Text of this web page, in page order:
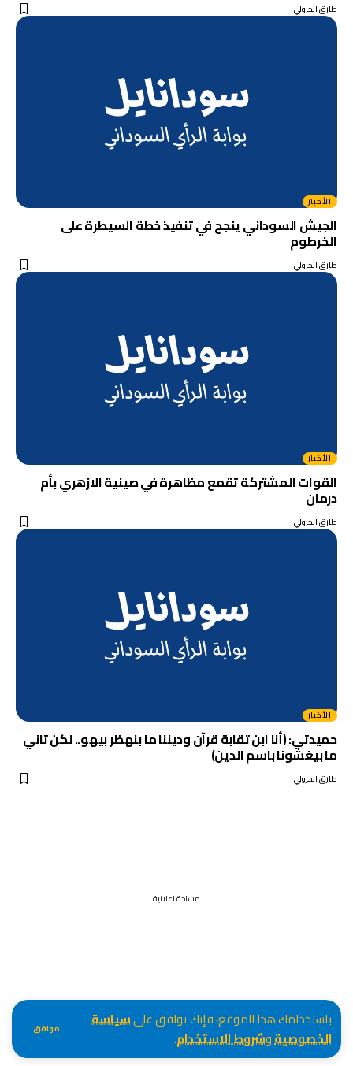
باستخدامك هذا الموقع، فإنك توافق علىسياسة
الخصوصيةوشروط الاستخدام. موافق
طارق الجزولي
الأخبار
الجيش السوداني ينجح في تنفيذ خطة السيطرة على
الخرطوم
طارق الجزولي
الأخبار
القوات المشتركة تقمع مظاهرة في صينية الازهري بأم
درمان
طارق الجزولي
الأخبار
حميدتي: (أنا ابن تقابة قرآن وديننا ما بنهظر بيهو.. لكن تاني
ما بيغشونا باسم الدين)
طارق الجزولي
مساحة اعلانية